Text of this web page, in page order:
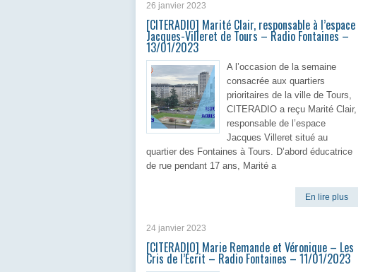
26 janvier 2023
[CITERADIO] Marité Clair, responsable à l’espace
Jacques-Villeret de Tours – Radio Fontaines –
13/01/2023
A l’occasion de la semaine
consacrée aux quartiers
prioritaires de la ville de Tours,
CITERADIO a reçu Marité Clair,
responsable de l’espace
Jacques Villeret situé au
quartier des Fontaines à Tours. D’abord éducatrice
de rue pendant 17 ans, Marité a
En lire plus
24 janvier 2023
[CITERADIO] Marie Remande et Véronique – Les
Cris de l’Écrit – Radio Fontaines – 11/01/2023